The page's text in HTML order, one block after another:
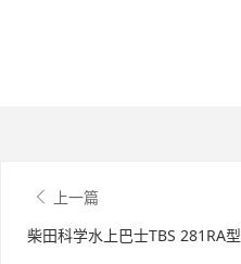
上一篇
柴田科学水上巴士TBS 281RA型